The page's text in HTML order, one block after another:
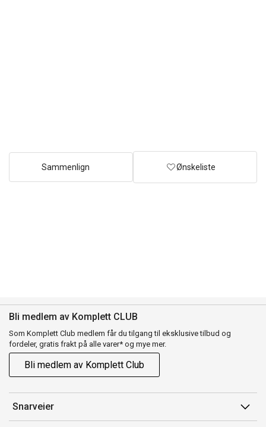
Sammenlign Ønskeliste
Bli medlem av Komplett CLUB
Som Komplett Club medlem får du tilgang til eksklusive tilbud og
fordeler, gratis frakt på alle varer* og mye mer.
Bli medlem av Komplett Club
Snarveier